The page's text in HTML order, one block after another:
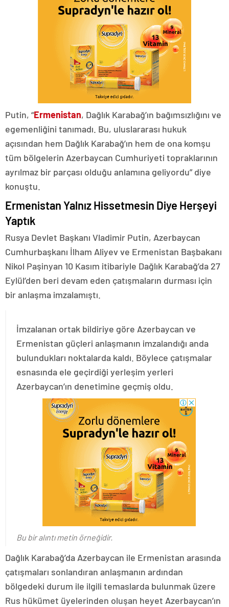
Putin, “Ermenistan, Dağlık Karabağ’ın bağımsızlığını ve
egemenliğini tanımadı. Bu, uluslararası hukuk
açısından hem Dağlık Karabağ’ın hem de ona komşu
tüm bölgelerin Azerbaycan Cumhuriyeti topraklarının
ayrılmaz bir parçası olduğu anlamına geliyordu” diye
konuştu.
Ermenistan Yalnız Hissetmesin Diye Herşeyi
Yaptık
Rusya Devlet Başkanı Vladimir Putin, Azerbaycan
Cumhurbaşkanı İlham Aliyev ve Ermenistan Başbakanı
Nikol Paşinyan 10 Kasım itibariyle Dağlık Karabağ’da 27
Eylül’den beri devam eden çatışmaların durması için
bir anlaşma imzalamıştı.
İmzalanan ortak bildiriye göre Azerbaycan ve
Ermenistan güçleri anlaşmanın imzalandığı anda
bulundukları noktalarda kaldı. Böylece çatışmalar
esnasında ele geçirdiği yerleşim yerleri
Azerbaycan’ın denetimine geçmiş oldu.
Bu bir alıntı metin örneğidir.
Dağlık Karabağ’da Azerbaycan ile Ermenistan arasında
çatışmaları sonlandıran anlaşmanın ardından
bölgedeki durum ile ilgili temaslarda bulunmak üzere
Rus hükümet üyelerinden oluşan heyet Azerbaycan’ın